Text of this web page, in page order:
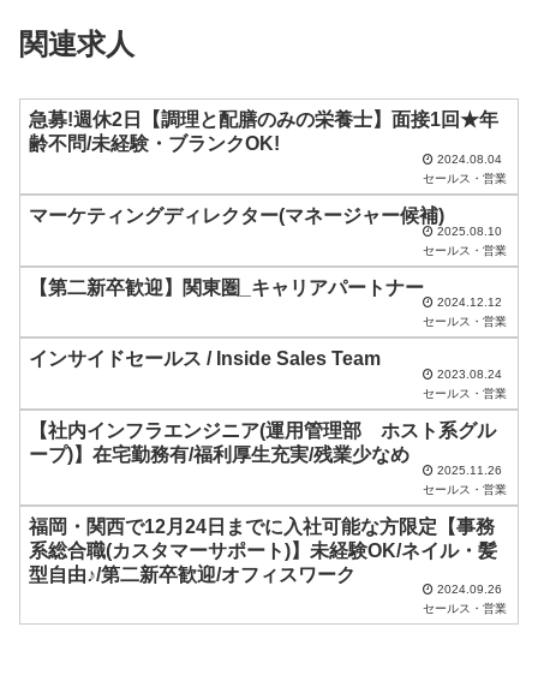
ー
ド
は
の
し
だ
い
。
関連求人
急募!週休2日【調理と配膳のみの栄養士】面接1回★年
齢不問/未経験・ブランクOK!
2024.08.04
セールス・営業
マーケティングディレクター(マネージャー候補)
2025.08.10
セールス・営業
【第二新卒歓迎】関東圏_キャリアパートナー
2024.12.12
セールス・営業
インサイドセールス / Inside Sales Team
2023.08.24
セールス・営業
【社内インフラエンジニア(運用管理部 ホスト系グル
ープ)】在宅勤務有/福利厚生充実/残業少なめ
2025.11.26
セールス・営業
福岡・関西で12月24日までに入社可能な方限定【事務
系総合職(カスタマーサポート)】未経験OK/ネイル・髪
型自由♪/第二新卒歓迎/オフィスワーク
2024.09.26
セールス・営業